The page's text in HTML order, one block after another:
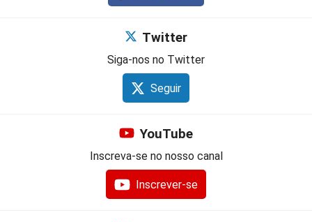
Twitter
Siga-nos no Twitter
Seguir
YouTube
Inscreva-se no nosso canal
Inscrever-se